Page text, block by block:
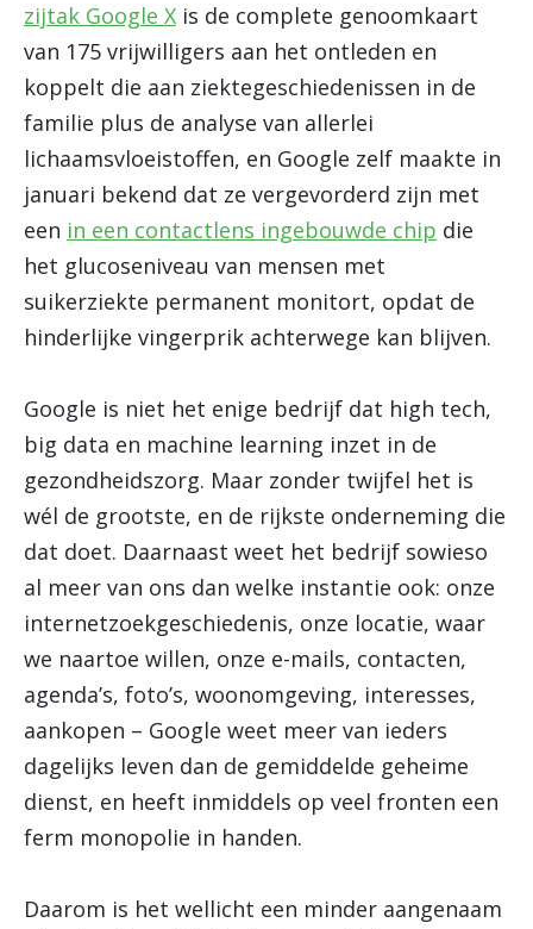
zijtak Google X is de complete genoomkaart
van 175 vrijwilligers aan het ontleden en
koppelt die aan ziektegeschiedenissen in de
familie plus de analyse van allerlei
lichaamsvloeistoffen, en Google zelf maakte in
januari bekend dat ze vergevorderd zijn met
een in een contactlens ingebouwde chip die
het glucoseniveau van mensen met
suikerziekte permanent monitort, opdat de
hinderlijke vingerprik achterwege kan blijven.
Google is niet het enige bedrijf dat high tech,
big data en machine learning inzet in de
gezondheidszorg. Maar zonder twijfel het is
wél de grootste, en de rijkste onderneming die
dat doet. Daarnaast weet het bedrijf sowieso
al meer van ons dan welke instantie ook: onze
internetzoekgeschiedenis, onze locatie, waar
we naartoe willen, onze e-mails, contacten,
agenda’s, foto’s, woonomgeving, interesses,
aankopen – Google weet meer van ieders
dagelijks leven dan de gemiddelde geheime
dienst, en heeft inmiddels op veel fronten een
ferm monopolie in handen.
Daarom is het wellicht een minder aangenaam